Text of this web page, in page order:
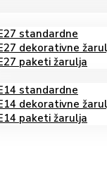
standardne
dekorativne
paketi žarulja
standardne
dekorativne
paketi žarulja